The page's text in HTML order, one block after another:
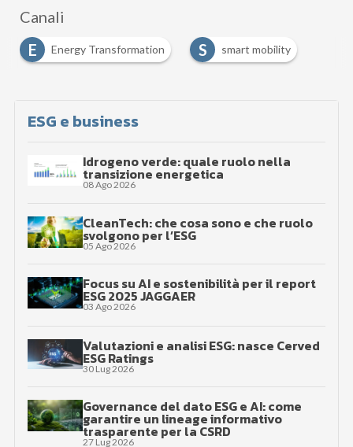
Canali
E
Energy Transformation S smart mobility
ESG e business
Idrogeno verde: quale ruolo nella
transizione energetica
08 Ago 2026
CleanTech: che cosa sono e che ruolo
svolgono per l’ESG
05 Ago 2026
Focus su AI e sostenibilità per il report
ESG 2025 JAGGAER
03 Ago 2026
Valutazioni e analisi ESG: nasce Cerved
ESG Ratings
30 Lug 2026
Governance del dato ESG e AI: come
garantire un lineage informativo
trasparente per la CSRD
27 Lug 2026